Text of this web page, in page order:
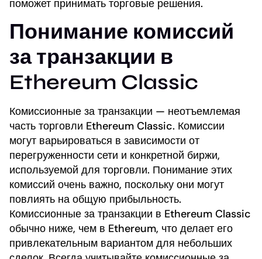
поможет принимать торговые решения.
Понимание комиссий
за транзакции в
Ethereum Classic
Комиссионные за транзакции — неотъемлемая
часть торговли Ethereum Classic. Комиссии
могут варьироваться в зависимости от
перегруженности сети и конкретной биржи,
используемой для торговли. Понимание этих
комиссий очень важно, поскольку они могут
повлиять на общую прибыльность.
Комиссионные за транзакции в Ethereum Classic
обычно ниже, чем в Ethereum, что делает его
привлекательным вариантом для небольших